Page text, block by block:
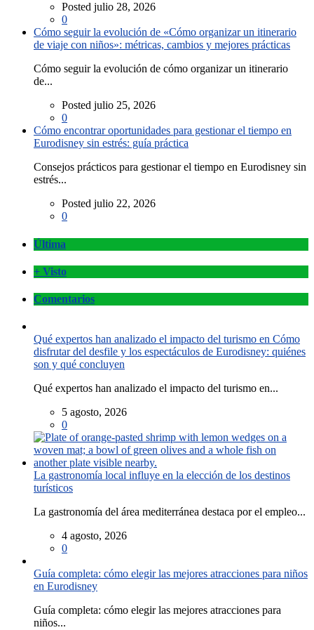
Posted julio 28, 2026
0
Cómo seguir la evolución de «Cómo organizar un itinerario
de viaje con niños»: métricas, cambios y mejores prácticas
Cómo seguir la evolución de cómo organizar un itinerario
de...
Posted julio 25, 2026
0
Cómo encontrar oportunidades para gestionar el tiempo en
Eurodisney sin estrés: guía práctica
Consejos prácticos para gestionar el tiempo en Eurodisney sin
estrés...
Posted julio 22, 2026
0
Última
+ Visto
Comentarios
Qué expertos han analizado el impacto del turismo en Cómo
disfrutar del desfile y los espectáculos de Eurodisney: quiénes
son y qué concluyen
Qué expertos han analizado el impacto del turismo en...
5 agosto, 2026
0
La gastronomía local influye en la elección de los destinos
turísticos
La gastronomía del área mediterránea destaca por el empleo...
4 agosto, 2026
0
Guía completa: cómo elegir las mejores atracciones para niños
en Eurodisney
Guía completa: cómo elegir las mejores atracciones para
niños...